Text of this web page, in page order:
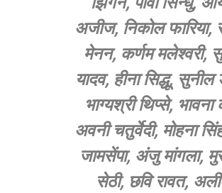
अजीज, निकोल फारिया,
मेनन, कर्णम मलेश्वरी,
यादव, हीना सिद्धू, सुनील
भाग्यश्री थिप्से, भावना
अवनी चतुर्वेदी, मोहना
जामसेंपा, अंजु मांगला,
सेठी, छवि रावत,